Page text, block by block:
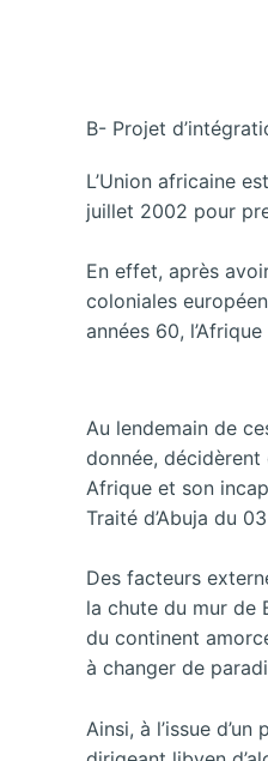
B- Projet
L’Union africaine
juillet 2002 pour
En effet, après
coloniales
années 60,
Au lendemain de
donnée, décidèrent
Afrique et son
Traité d’Abuja du
Des facteurs
la chute du mur de
du continent
à changer de
Ainsi, à l’issue